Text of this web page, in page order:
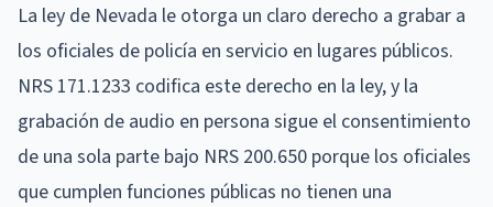
La ley de Nevada le otorga un claro derecho a grabar a
los oficiales de policía en servicio en lugares públicos.
NRS 171.1233 codifica este derecho en la ley, y la
grabación de audio en persona sigue el consentimiento
de una sola parte bajo NRS 200.650 porque los oficiales
que cumplen funciones públicas no tienen una